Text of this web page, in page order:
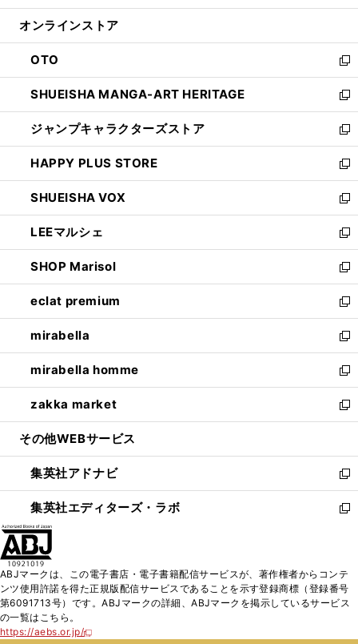
開
ン
ウ
で
開
く
ウ
ン
ド
ウ
で
開
く
オンラインストア
OTO
新
し
い
ウ
ィ
ン
ド
ウ
で
開
く
SHUEISHA MANGA-ART HERITAGE
新
し
い
ウ
ィ
ン
ド
ウ
で
開
く
ジャンプキャラクターズストア
新
し
い
ウ
ィ
ン
ド
ウ
で
開
く
HAPPY PLUS STORE
新
し
い
ウ
ィ
ン
ド
ウ
で
開
く
SHUEISHA VOX
新
し
い
ウ
ィ
ン
ド
ウ
で
開
く
LEEマルシェ
新
し
い
ウ
ィ
ン
ド
ウ
で
開
く
SHOP Marisol
新
し
い
ウ
ィ
ン
ド
ウ
で
開
eclat premium
新
し
い
ウ
ィ
ン
ド
ウ
開
く
mirabella
新
し
い
ウ
ィ
ン
ウ
で
開
く
mirabella homme
新
し
い
ウ
ン
ド
ウ
で
zakka market
新
し
ウ
ィ
ン
ド
く
その他WEBサービス
集英社アドナビ
新
し
い
ド
ウ
で
集英社エディターズ・ラボ
新
ィ
ン
ABJマークは、この電子書店・電子書籍配信サービスが、著作権者からコンテ
ンツ使用許諾を得た正規版配信サービスであることを示す登録商標（登録番号
第6091713号）です。ABJマークの詳細、ABJマークを掲示しているサービス
の一覧はこちら。
https://aebs.or.jp/
新